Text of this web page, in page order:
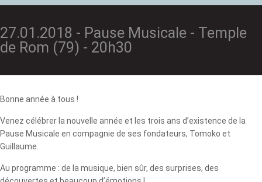
27.01.2018 - Pause Musicale - Temple
de Rom (79) - 20h30
Bonne année à tous !
Venez célébrer la nouvelle année et les trois ans d’existence de la
Pause Musicale en compagnie de ses fondateurs, Tomoko et
Guillaume.
Au programme : de la musique, bien sûr, des surprises, des